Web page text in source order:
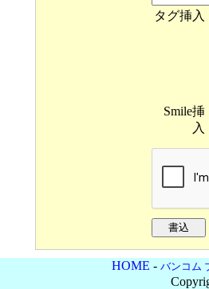
タグ挿入
Smile挿
入
HOME - バンコム